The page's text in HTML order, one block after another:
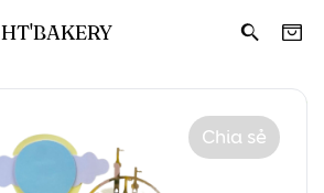
Chia sẻ
HT'BAKERY